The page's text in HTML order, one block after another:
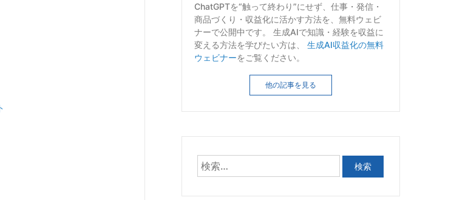
ChatGPTを“触って終わり”にせず、仕事・発信・
商品づくり・収益化に活かす方法を、無料ウェビ
ナーで公開中です。 生成AIで知識・経験を収益に
変える方法を学びたい方は、 生成AI収益化の無料
ウェビナーをご覧ください。
他の記事を見る